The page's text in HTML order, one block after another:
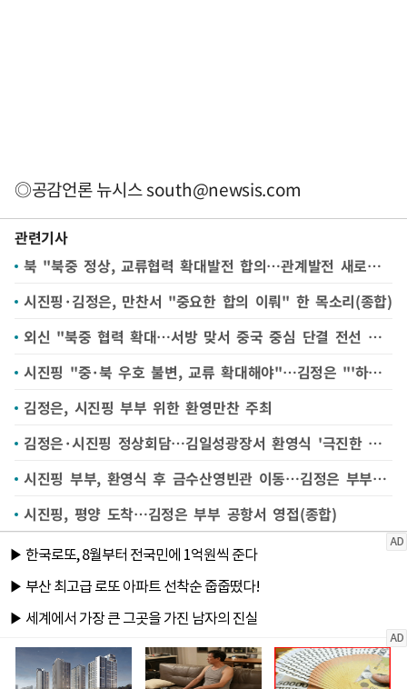
◎공감언론 뉴시스south@newsis.com
관련기사
북 "북중 정상, 교류협력 확대발전 합의…관계발전 새로운 장"
시진핑·김정은, 만찬서 "중요한 합의 이뤄" 한 목소리(종합)
외신 "북중 협력 확대…서방 맞서 중국 중심 단결 전선 구축 시도"
시진핑 "중·북 우호 불변, 교류 확대해야"…김정은 "'하나의 중국' 지지"(종합)
김정은, 시진핑 부부 위한 환영만찬 주최
김정은·시진핑 정상회담…김일성광장서 환영식 '극진한 예우'
시진핑 부부, 환영식 후 금수산영빈관 이동…김정은 부부 동행
시진핑, 평양 도착…김정은 부부 공항서 영접(종합)